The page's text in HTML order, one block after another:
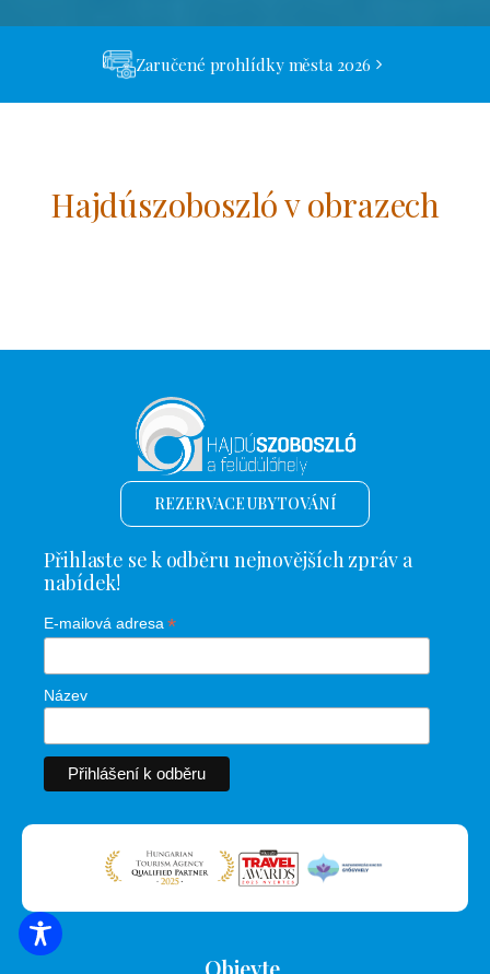
Zaručené prohlídky města 2026
Hajdúszoboszló v obrazech
REZERVACE UBYTOVÁNÍ
Přihlaste se k odběru nejnovějších zpráv a
nabídek!
E-mailová adresa*
Název
Objevte.